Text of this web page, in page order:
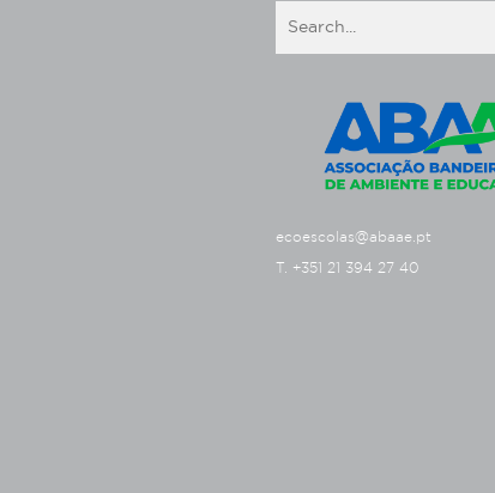
ecoescolas@abaae.pt
T. +351 21 394 27 40